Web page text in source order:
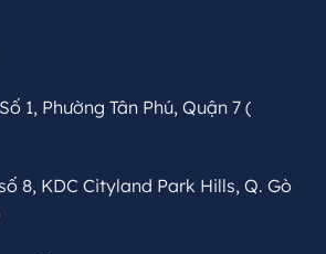
1, Phường Tân Phú, Quận 7 (
8, KDC Cityland Park Hills, Q. Gò